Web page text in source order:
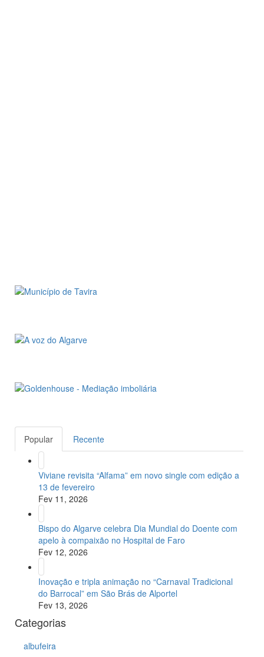
Popular Recente
Viviane revisita “Alfama” em novo single com edição a
13 de fevereiro
Fev 11, 2026
Bispo do Algarve celebra Dia Mundial do Doente com
apelo à compaixão no Hospital de Faro
Fev 12, 2026
Inovação e tripla animação no “Carnaval Tradicional
do Barrocal” em São Brás de Alportel
Fev 13, 2026
Categorias
albufeira